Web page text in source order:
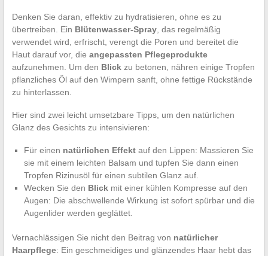
Denken Sie daran, effektiv zu hydratisieren, ohne es zu
übertreiben. Ein Blütenwasser-Spray, das regelmäßig
verwendet wird, erfrischt, verengt die Poren und bereitet die
Haut darauf vor, die angepassten Pflegeprodukte
aufzunehmen. Um den Blickzu betonen, nähren einige Tropfen
pflanzliches Öl auf den Wimpern sanft, ohne fettige Rückstände
zu hinterlassen.
Hier sind zwei leicht umsetzbare Tipps, um den natürlichen
Glanz des Gesichts zu intensivieren:
Für einen natürlichen Effektauf den Lippen: Massieren Sie
sie mit einem leichten Balsam und tupfen Sie dann einen
Tropfen Rizinusöl für einen subtilen Glanz auf.
Wecken Sie den Blickmit einer kühlen Kompresse auf den
Augen: Die abschwellende Wirkung ist sofort spürbar und die
Augenlider werden geglättet.
Vernachlässigen Sie nicht den Beitrag von natürlicher
Haarpflege: Ein geschmeidiges und glänzendes Haar hebt das